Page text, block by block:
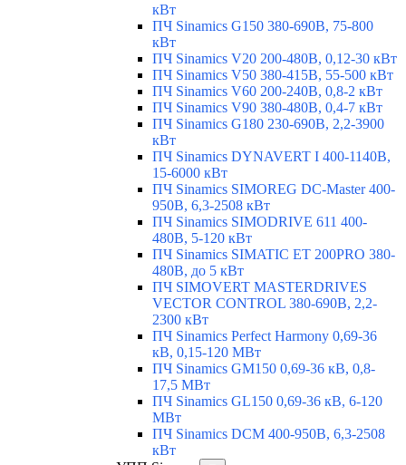
кВт
ПЧ Sinamics G150 380-690В, 75-800
кВт
ПЧ Sinamics V20 200-480В, 0,12-30 кВт
ПЧ Sinamics V50 380-415В, 55-500 кВт
ПЧ Sinamics V60 200-240В, 0,8-2 кВт
ПЧ Sinamics V90 380-480В, 0,4-7 кВт
ПЧ Sinamics G180 230-690В, 2,2-3900
кВт
ПЧ Sinamics DYNAVERT I 400-1140В,
15-6000 кВт
ПЧ Sinamics SIMOREG DC-Master 400-
950В, 6,3-2508 кВт
ПЧ Sinamics SIMODRIVE 611 400-
480В, 5-120 кВт
ПЧ Sinamics SIMATIC ET 200PRO 380-
480В, до 5 кВт
ПЧ SIMOVERT MASTERDRIVES
VECTOR CONTROL 380-690В, 2,2-
2300 кВт
ПЧ Sinamics Perfect Harmony 0,69-36
кВ, 0,15-120 МВт
ПЧ Sinamics GM150 0,69-36 кВ, 0,8-
17,5 МВт
ПЧ Sinamics GL150 0,69-36 кВ, 6-120
МВт
ПЧ Sinamics DCM 400-950В, 6,3-2508
кВт